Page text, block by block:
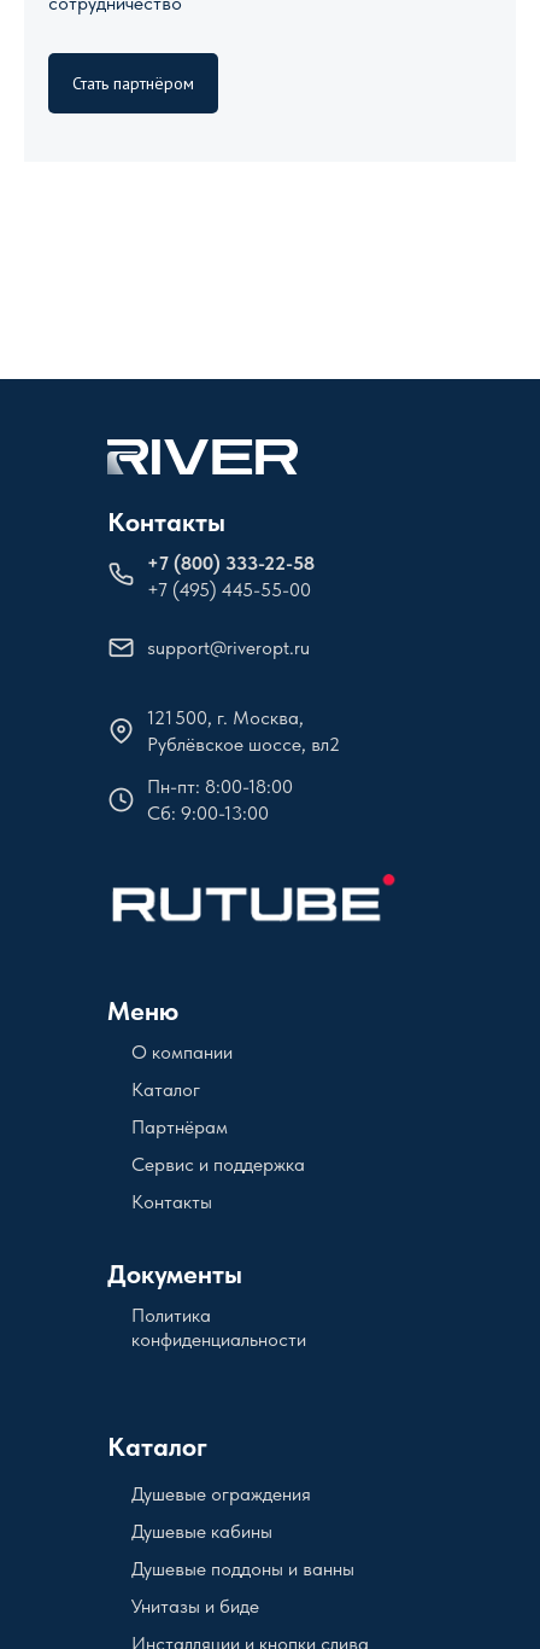
Стать партнёром
Контакты
+7 (800) 333-22-58
+7 (495) 445-55-00
support@riveropt.ru
Меню
121 500, г. Москва,
Рублёвское шоссе, вл2
О компании
Документы
Пн-пт: 8:00-18:00
Сб: 9:00-13:00
Каталог
Политика
конфиденциальности
Партнёрам
Сервис и поддержка
Контакты
Каталог
Душевые кабины
Душевые поддоны и ванны
Унитазы и биде
Инсталляции и кнопки слива
Душевые ограждения